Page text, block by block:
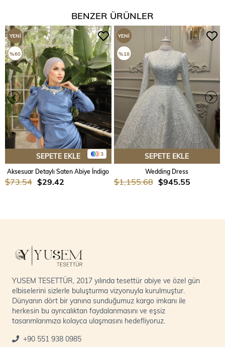
BENZER ÜRÜNLER
3
SEPETE EKLE
Aksesuar Detaylı Saten Abiye İndigo
$29.42
$73.54
YENI
ÜRÜN
%60
SEPETE EKLE
Wedding Dress
$945.55
$1,155.68
YENI
ÜRÜN
%18
YUSEM TESETTÜR, 2017 yılında tesettür abiye ve özel gün
elbiselerini sizlerle buluşturma vizyonuyla kurulmuştur.
Dünyanın dört bir yanına sunduğumuz kargo imkanı ile
herkesin bu ayrıcalıktan faydalanmasını ve eşsiz
tasarımlarımıza kolayca ulaşmasını hedefliyoruz.
+90 551 938 0985